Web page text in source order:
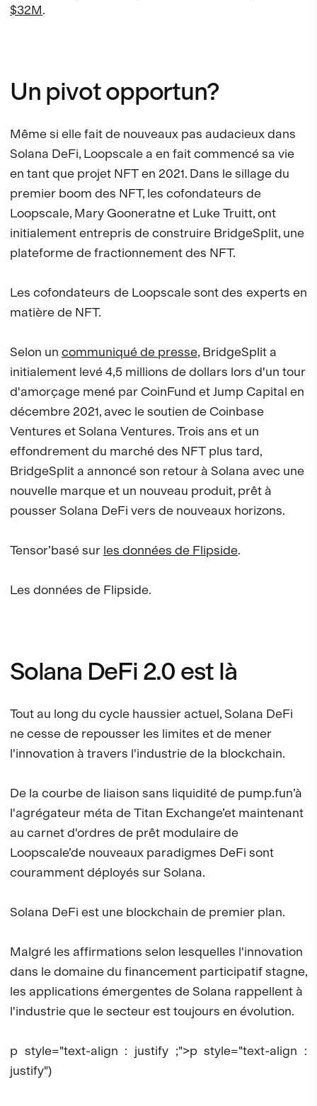
$32M.
Un pivot opportun?
Même si elle fait de nouveaux pas audacieux dans
Solana DeFi, Loopscale a en fait commencé sa vie
en tant que projet NFT en 2021. Dans le sillage du
premier boom des NFT, les cofondateurs de
Loopscale, Mary Gooneratne et Luke Truitt, ont
initialement entrepris de construire BridgeSplit, une
plateforme de fractionnement des NFT.
Les cofondateurs de Loopscale sont des experts en
matière de NFT.
Selon un communiqué de presse, BridgeSplit a
initialement levé 4,5 millions de dollars lors d'un tour
d'amorçage mené par CoinFund et Jump Capital en
décembre 2021, avec le soutien de Coinbase
Ventures et Solana Ventures. Trois ans et un
effondrement du marché des NFT plus tard,
BridgeSplit a annoncé son retour à Solana avec une
nouvelle marque et un nouveau produit, prêt à
pousser Solana DeFi vers de nouveaux horizons.
Tensor’basé sur les données de Flipside.
Les données de Flipside.
Solana DeFi 2.0 est là
Tout au long du cycle haussier actuel, Solana DeFi
ne cesse de repousser les limites et de mener
l'innovation à travers l'industrie de la blockchain.
De la courbe de liaison sans liquidité de pump.fun’à
l'agrégateur méta de Titan Exchange’et maintenant
au carnet d'ordres de prêt modulaire de
Loopscale’de nouveaux paradigmes DeFi sont
couramment déployés sur Solana.
Solana DeFi est une blockchain de premier plan.
Malgré les affirmations selon lesquelles l'innovation
dans le domaine du financement participatif stagne,
les applications émergentes de Solana rappellent à
l'industrie que le secteur est toujours en évolution.
p style="text-align : justify ;">p style="text-align :
justify")